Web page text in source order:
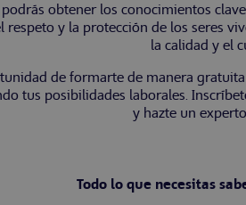
obtener los conocimientos
y la protección de los seres
la calidad y el
de formarte de manera
tus posibilidades laborales.
y hazte un
Todo lo que necesitas